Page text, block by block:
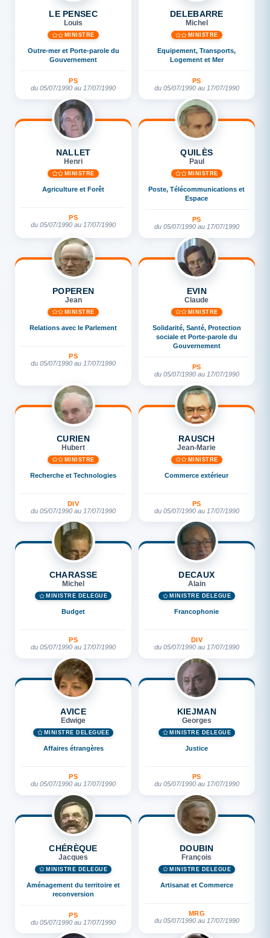
LE PENSEC
Louis
MINISTRE
Outre-mer et Porte-parole du
Gouvernement
PS
du 05/07/1990 au 17/07/1990
DELEBARRE
Michel
MINISTRE
Equipement, Transports,
Logement et Mer
PS
du 05/07/1990 au 17/07/1990
NALLET
Henri
MINISTRE
Agriculture et Forêt
PS
du 05/07/1990 au 17/07/1990
QUILÈS
Paul
MINISTRE
Poste, Télécommunications et
Espace
PS
du 05/07/1990 au 17/07/1990
POPEREN
Jean
MINISTRE
Relations avec le Parlement
PS
du 05/07/1990 au 17/07/1990
EVIN
Claude
MINISTRE
Solidarité, Santé, Protection
sociale et Porte-parole du
Gouvernement
PS
du 05/07/1990 au 17/07/1990
CURIEN
Hubert
MINISTRE
Recherche et Technologies
DIV
du 05/07/1990 au 17/07/1990
RAUSCH
Jean-Marie
MINISTRE
Commerce extérieur
PS
du 05/07/1990 au 17/07/1990
CHARASSE
Michel
MINISTRE DÉLÉGUÉ
Budget
PS
du 05/07/1990 au 17/07/1990
DECAUX
Alain
MINISTRE DÉLÉGUÉ
Francophonie
DIV
du 05/07/1990 au 17/07/1990
AVICE
Edwige
MINISTRE DÉLÉGUÉE
Affaires étrangères
PS
du 05/07/1990 au 17/07/1990
KIEJMAN
Georges
MINISTRE DÉLÉGUÉ
Justice
PS
du 05/07/1990 au 17/07/1990
CHÉRÈQUE
Jacques
MINISTRE DÉLÉGUÉ
Aménagement du territoire et
reconversion
PS
du 05/07/1990 au 17/07/1990
DOUBIN
François
MINISTRE DÉLÉGUÉ
Artisanat et Commerce
MRG
du 05/07/1990 au 17/07/1990